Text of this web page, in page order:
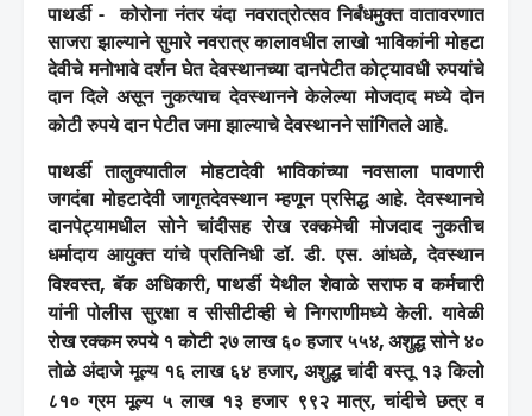
पाथर्डी- कोरोना नंतर यंदा नवरात्रोत्सव निर्बंधमुक्त वातावरणात
साजरा झाल्याने सुमारे नवरात्र कालावधीत लाखो भाविकांनी मोहटा
देवीचे मनोभावे दर्शन घेत देवस्थानच्या दानपेटीत कोट्यावधी रुपयांचे
दान दिले असून नुकत्याच देवस्थानने केलेल्या मोजदाद मध्ये दोन
कोटी रुपये दान पेटीत जमा झाल्याचे देवस्थानने सांगितले आहे.
पाथर्डी तालुक्यातील मोहटादेवीभाविकांच्या नवसाला पावणारी
जगदंबा मोहटादेवी जागृतदेवस्थान म्हणून प्रसिद्ध आहे. देवस्थानचे
दानपेट्यामधील सोने चांदीसह रोख रक्कमेची मोजदाद नुकतीच
धर्मादाय आयुक्त यांचे प्रतिनिधी डॉ. डी. एस. आंधळे, देवस्थान
विश्वस्त,बॅक अधिकारी,पाथर्डी येथील शेवाळे सराफ व कर्मचारी
यांनी पोलीस सुरक्षा व सीसीटीव्ही चे निगराणीमध्ये केली. यावेळी
रोख रक्कम रुपये १ कोटी २७ लाख ६० हजार ५५४,अशुद्धसोने ४०
तोळे अंदाजे मूल्य १६ लाख ६४ हजार, अशुद्ध चांदी वस्तू १३ किलो
८१० ग्रम मूल्य ५ लाख १३ हजार ९९२ मात्र,चांदीचे छत्र व